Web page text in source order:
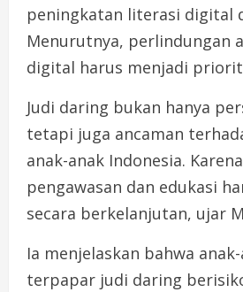
peningkatan literasi digital
Menurutnya, perlindungan
digital harus menjadi
Judi daring bukan hanya
tetapi juga ancaman
anak-anak Indonesia.
pengawasan dan edukasi
secara berkelanjutan, ujar
Ia menjelaskan bahwa
terpapar judi daring